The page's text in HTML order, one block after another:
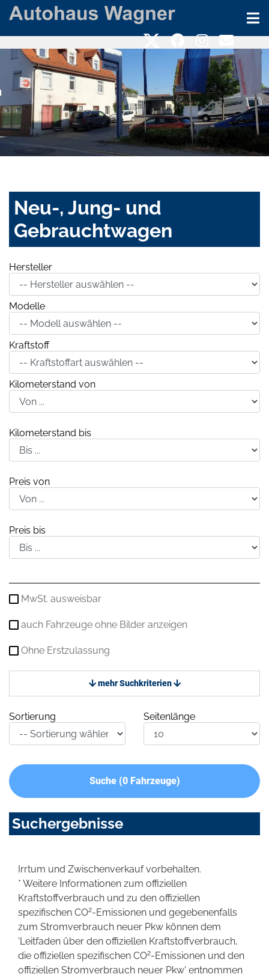
Neu-, Jung- und
Gebrauchtwagen
Hersteller
Modelle
Kraftstoff
Kilometerstand von
Kilometerstand bis
Preis von
Preis bis
MwSt. ausweisbar
auch Fahrzeuge ohne Bilder anzeigen
Ohne Erstzulassung
mehr Suchkriterien
Sortierung Seitenlänge
Suche (0Fahrzeuge)
Suchergebnisse
Irrtum und Zwischenverkauf vorbehalten.
* Weitere Informationen zum offiziellen
Kraftstoffverbrauch und zu den offiziellen
spezifischen CO2-Emissionen und gegebenenfalls
zum Stromverbrauch neuer Pkw können dem
'Leitfaden über den offiziellen Kraftstoffverbrauch,
die offiziellen spezifischen CO2-Emissionen und den
offiziellen Stromverbrauch neuer Pkw' entnommen